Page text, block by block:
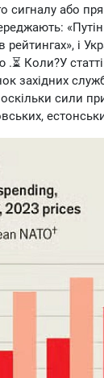
сигналу або
і
Коли?У
західних
сили
для атаки
.2029–2035
потенційне
яким би
Що стримує
— пояснюють
то Удар по
.Єдність та
Європу — у
внутрішню